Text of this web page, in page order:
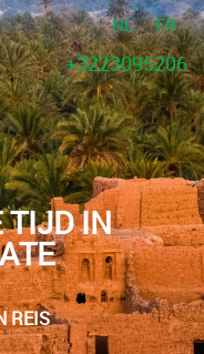
NL FR
+3223095206
TIJD IN
REIS